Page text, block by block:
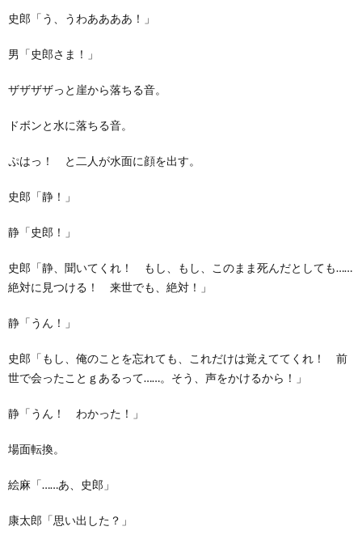
史郎「う、うわああああ！」
男「史郎さま！」
ザザザザっと崖から落ちる音。
ドボンと水に落ちる音。
ぷはっ！ と二人が水面に顔を出す。
史郎「静！」
静「史郎！」
史郎「静、聞いてくれ！ もし、もし、このまま死んだとしても……
絶対に見つける！ 来世でも、絶対！」
静「うん！」
史郎「もし、俺のことを忘れても、これだけは覚えててくれ！ 前
世で会ったことｇあるって……。そう、声をかけるから！」
静「うん！ わかった！」
場面転換。
絵麻「……あ、史郎」
康太郎「思い出した？」